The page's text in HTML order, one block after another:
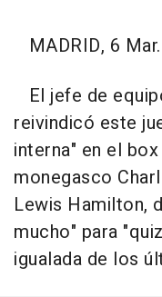
MADRID, 6
El jefe de
reivindicó este
interna" en el
monegasco
Lewis Hamilton,
mucho" para
igualada de los